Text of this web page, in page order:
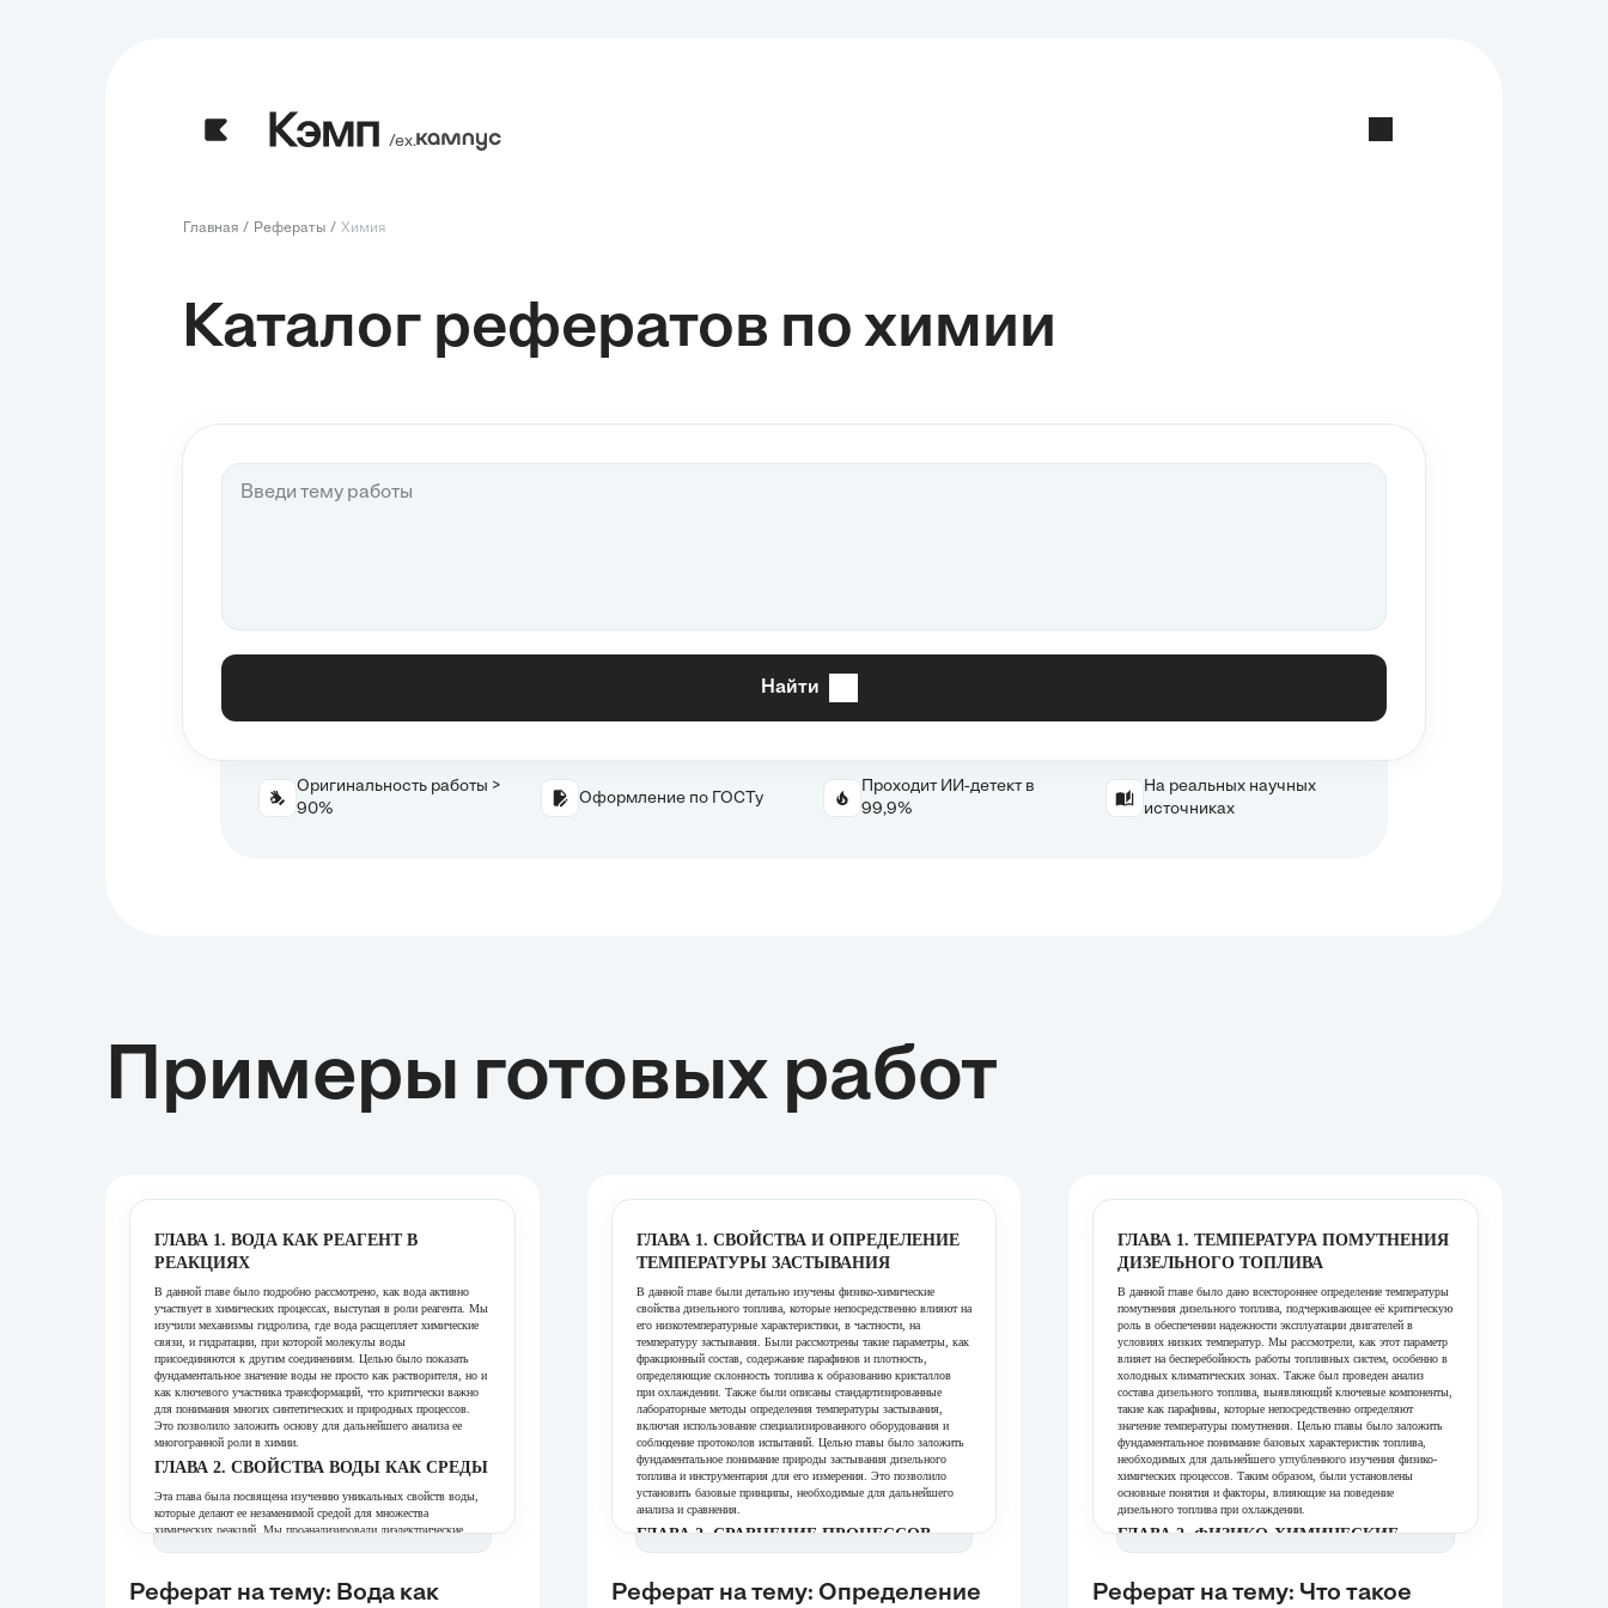
/ех.
Главная Рефераты Химия
Каталог рефератов по химии
Найти
Оригинальность работы >
90%
Оформление по ГОСТу
Проходит ИИ-детект в
99,9%
На реальных научных
источниках
Примеры готовых работ
ГЛАВА 1. ВОДА КАК РЕАГЕНТ В
РЕАКЦИЯХ
В данной главе было подробно рассмотрено, как вода активно
участвует в химических процессах, выступая в роли реагента. Мы
изучили механизмы гидролиза, где вода расщепляет химические
связи, и гидратации, при которой молекулы воды
присоединяются к другим соединениям. Целью было показать
фундаментальное значение воды не просто как растворителя, но и
как ключевого участника трансформаций, что критически важно
для понимания многих синтетических и природных процессов.
Это позволило заложить основу для дальнейшего анализа ее
многогранной роли в химии.
ГЛАВА 2. СВОЙСТВА ВОДЫ КАК СРЕДЫ
Эта глава была посвящена изучению уникальных свойств воды,
которые делают ее незаменимой средой для множества
химических реакций. Мы проанализировали диэлектрические
свойства, влияющие на ионные взаимодействия, и роль
критически важно для кинетики. Также было рассмотрено
влияние температуры и pH, как ключевых факторов,
Реферат на тему: Вода как
ГЛАВА 1. СВОЙСТВА И ОПРЕДЕЛЕНИЕ
ТЕМПЕРАТУРЫ ЗАСТЫВАНИЯ
В данной главе были детально изучены физико-химические
свойства дизельного топлива, которые непосредственно влияют на
его низкотемпературные характеристики, в частности, на
температуру застывания. Были рассмотрены такие параметры, как
фракционный состав, содержание парафинов и плотность,
определяющие склонность топлива к образованию кристаллов
при охлаждении. Также были описаны стандартизированные
лабораторные методы определения температуры застывания,
включая использование специализированного оборудования и
соблюдение протоколов испытаний. Целью главы было заложить
фундаментальное понимание природы застывания дизельного
топлива и инструментария для его измерения. Это позволило
установить базовые принципы, необходимые для дальнейшего
анализа и сравнения.
ГЛАВА 2. СРАВНЕНИЕ ПРОЦЕССОВ
ЗАСТЫВАНИЯ И ЗАМЕРЗАНИЯ
Эта глава была посвящена сравнительному анализу процессов
замерзания воды и застывания дизельного топлива, акцентируя
Реферат на тему: Определение
ГЛАВА 1. ТЕМПЕРАТУРА ПОМУТНЕНИЯ
ДИЗЕЛЬНОГО ТОПЛИВА
В данной главе было дано всестороннее определение температуры
помутнения дизельного топлива, подчеркивающее её критическую
роль в обеспечении надежности эксплуатации двигателей в
условиях низких температур. Мы рассмотрели, как этот параметр
влияет на бесперебойность работы топливных систем, особенно в
холодных климатических зонах. Также был проведен анализ
состава дизельного топлива, выявляющий ключевые компоненты,
такие как парафины, которые непосредственно определяют
значение температуры помутнения. Целью главы было заложить
фундаментальное понимание базовых характеристик топлива,
необходимых для дальнейшего углубленного изучения физико-
химических процессов. Таким образом, были установлены
основные понятия и факторы, влияющие на поведение
дизельного топлива при охлаждении.
ГЛАВА 2. ФИЗИКО-ХИМИЧЕСКИЕ
ПРОЦЕССЫ В ТОПЛИВЕ
Эта глава была посвящена детальному анализу физико-
химических процессов, происходящих в дизельном топливе при
Реферат на тему: Что такое